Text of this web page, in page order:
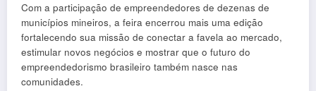
Com a participação de empreendedores de dezenas de
municípios mineiros, a feira encerrou mais uma edição
fortalecendo sua missão de conectar a favela ao mercado,
estimular novos negócios e mostrar que o futuro do
empreendedorismo brasileiro também nasce nas
comunidades.